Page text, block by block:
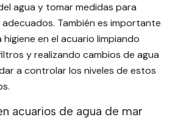
agua y tomar medidas para
También es importante
en el acuario limpiando
y realizando cambios de agua
a controlar los niveles de estos
acuarios de agua de mar